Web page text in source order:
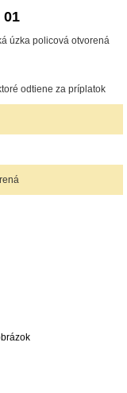
01
úzka policová otvorená
odtiene za príplatok